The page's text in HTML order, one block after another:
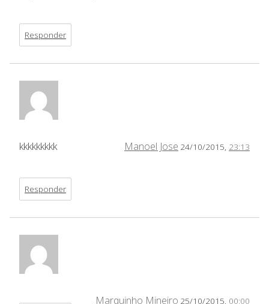
Responder
Manoel Jose 24/10/2015, 23:13
kkkkkkkkk
Responder
Marquinho Mineiro 25/10/2015, 00:00